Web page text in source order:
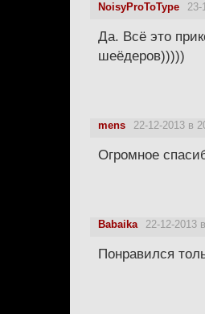
NoisyProToType 23-
Да. Всё это
шеёдеров)))))
mens 22-12-2013 в
Огромное
Babaika 22-12-2013
Понравился